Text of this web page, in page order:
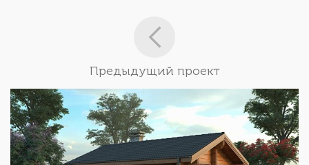
Предыдущий проект